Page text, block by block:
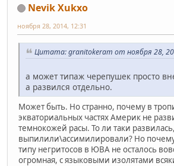
Nevik Xukxo
ноября 28, 2014, 12:31
Цитата: granitokeram от ноября 28,
а может типаж черепушек просто
а развился отдельно.
Может быть. Но странно, почему в
экваториальных частях Америк не
темнокожей расы. То ли таки
выпилили\ассимилировали? Но
типу негритосов в ЮВА не осталось
огромная, с языковыми изолятами